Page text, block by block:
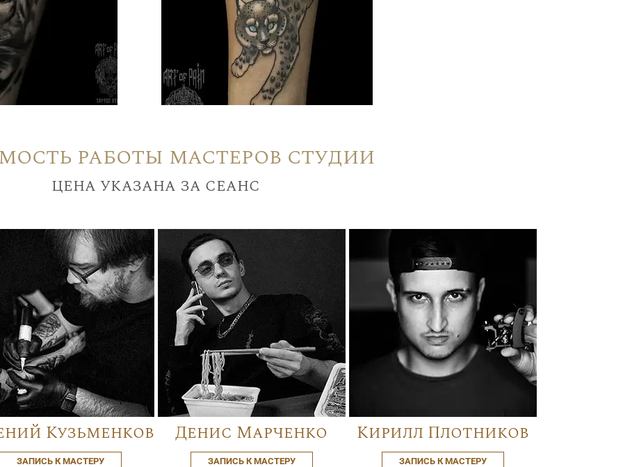
работы мастеров студии
цена указана за сеанс
Кузьменков
ЗАПИСЬ К МАСТЕРУ
Денис Марченко
ЗАПИСЬ К МАСТЕРУ
Кирилл Плотников
ЗАПИСЬ К МАСТЕРУ